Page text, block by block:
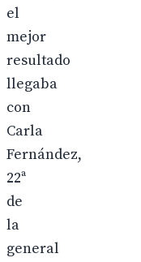
el
mejor
resultado
llegaba
con
Carla
Fernández,
22ª
de
la
general